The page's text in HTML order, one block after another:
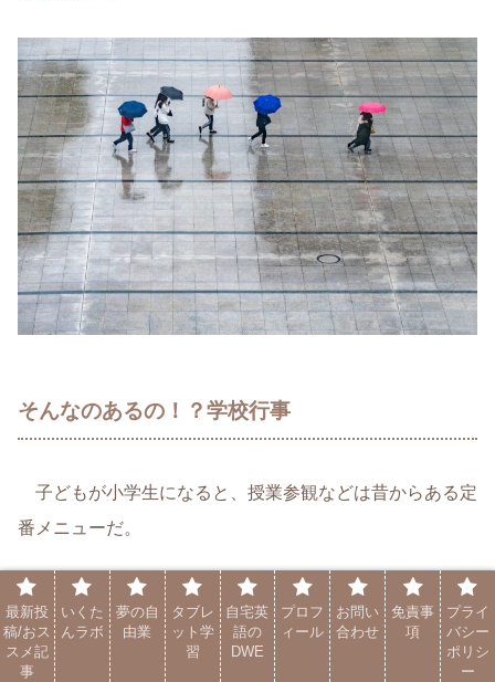
そんなのあるの！？学校行事
子どもが小学生になると、授業参観などは昔からある定
番メニューだ。
娘が通う学校では、この授業参観に加えて、フリー参観と
いうものもある。
最新投
稿/おス
スメ記
事
いくた
んラボ
夢の自
由業
タブレ
ット学
習
自宅英
語の
DWE
プロフ
ィール
お問い
合わせ
免責事
項
プライ
バシー
ポリシ
ー